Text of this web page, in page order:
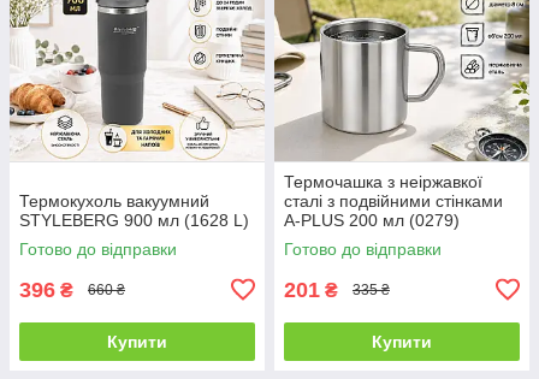
Термокухоль вакуумний
STYLEBERG 900 мл (1628 L)
Готово до відправки
396 ₴ 660 ₴
Купити
Термочашка з неіржавкої
сталі з подвійними стінками
A-PLUS 200 мл (0279)
Готово до відправки
201 ₴ 335 ₴
Купити